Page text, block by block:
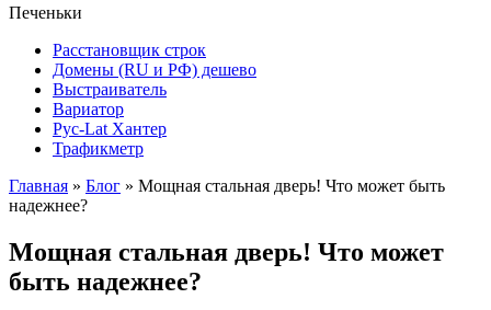
Печеньки
Расстановщик строк
Домены (RU и РФ) дешево
Выстраиватель
Вариатор
Рус-Lat Хантер
Трафикметр
Главная » Блог » Мощная стальная дверь! Что может быть
надежнее?
Мощная стальная дверь! Что может
быть надежнее?